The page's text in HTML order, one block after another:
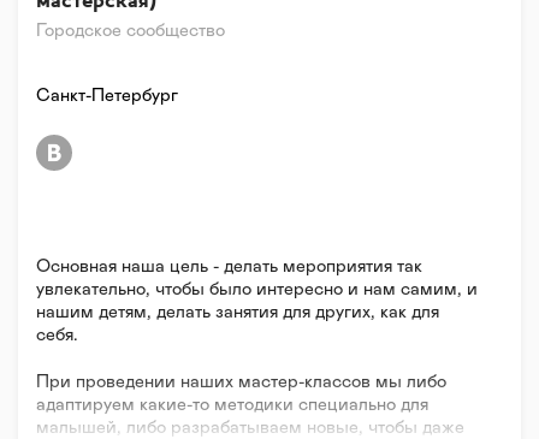
Городское сообщество
Основная наша цель - делать мероприятия так
увлекательно, чтобы было интересно и нам самим, и
нашим детям, делать занятия для других, как для
себя.
При проведении наших мастер-классов мы либо
адаптируем какие-то методики специально для
малышей, либо разрабатываем новые, чтобы даже
Санкт-Петербург